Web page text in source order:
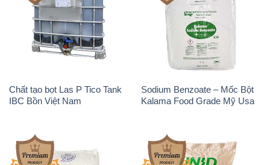
Chất tạo bọt Las P Tico Tank
IBC Bồn Việt Nam
Sodium Benzoate – Mốc Bột
Kalama Food Grade Mỹ Usa